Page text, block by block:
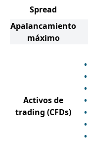
Spread
Apalancamiento
máximo
Activos de
trading (CFDs)